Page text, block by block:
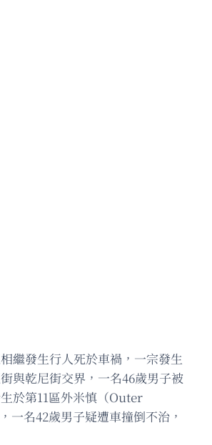
繼發生行人死於車禍，一宗發生
與乾尼街交界，一名46歲男子被
於第11區外米慎（Outer
一名42歲男子疑遭車撞倒不治，